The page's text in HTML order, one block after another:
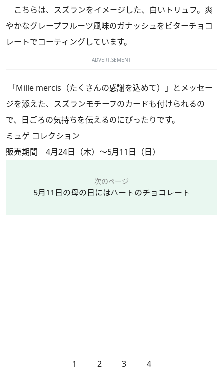
こちらは、スズランをイメージした、白いトリュフ。爽
やかなグレープフルーツ風味のガナッシュをビターチョコ
レートでコーティングしています。
ADVERTISEMENT
「Mille mercis（たくさんの感謝を込めて）」とメッセー
ジを添えた、スズランモチーフのカードも付けられるの
で、日ごろの気持ちを伝えるのにぴったりです。
ミュゲ コレクション
販売期間 4月24日（木）～5月11日（日）
次のページ
5月11日の母の日にはハートのチョコレート
1 2 3 4